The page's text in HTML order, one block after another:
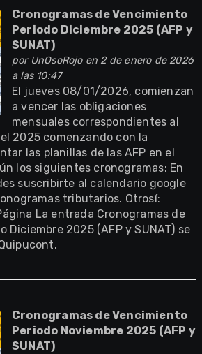
Cronogramas de Vencimiento
Periodo Diciembre 2025 (AFP y
SUNAT)
por UnOsoRojoen 2 de enero de 2026
a las 10:47
El jueves 08/01/2026, comienzan
a vencer las obligaciones
mensuales correspondientes al
2025 comenzando con la
las planillas de las AFP en el
los siguientes cronogramas: En
suscribirte al calendario google
tributarios. Otrosí:
La entrada Cronogramas de
Diciembre 2025 (AFP y SUNAT) se
Cronogramas de Vencimiento
Periodo Noviembre 2025 (AFP y
SUNAT)